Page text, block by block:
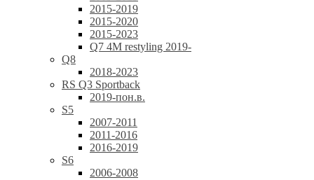
2015-2019
2015-2020
2015-2023
Q7 4M restyling 2019-
Q8
2018-2023
RS Q3 Sportback
2019-пон.в.
S5
2007-2011
2011-2016
2016-2019
S6
2006-2008